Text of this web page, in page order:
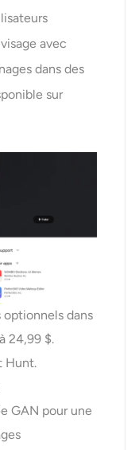
avec
dans des
sur
optionnels dans
24,99 $.
Hunt.
GAN pour une